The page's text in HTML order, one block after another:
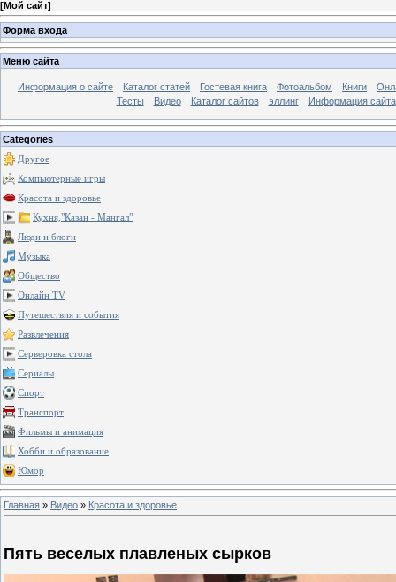
[Мой сайт]
Форма входа
Меню сайта
Информация о сайте Каталог статей Гостевая книга Фотоальбом Книги
Тесты
Видео Каталог сайтов эллинг Информация сайта
Categories
Другое
Компьютерные игры
Красота и здоровье
Кухня,"Казан - Мангал"
Люди и блоги
Музыка
Общество
Онлайн TV
Путешествия и события
Развлечения
Серверовка стола
Сериалы
Спорт
Транспорт
Фильмы и анимация
Хобби и образование
Юмор
Главная » Видео » Красота и здоровье
Пять веселых плавленых сырков